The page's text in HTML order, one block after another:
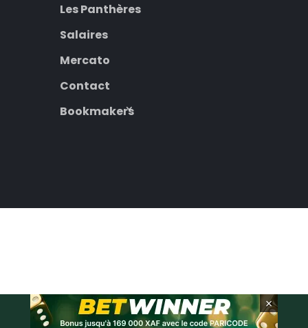
Les Panthères
Salaires
Mercato
Contact
Bookmakers
×